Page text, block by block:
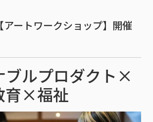
アートワークショップ】開催
ブルプロダクト×
育×福祉